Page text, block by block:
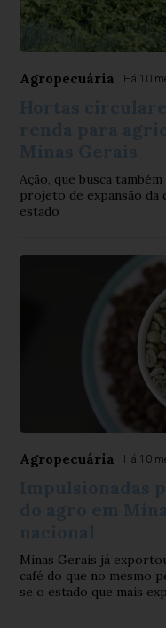
Agropecuária Há 10
Ação, que busca
projeto de expansão
estado
Agropecuária Há 10
Minas Gerais já
café do que no mesmo
se o estado que mais